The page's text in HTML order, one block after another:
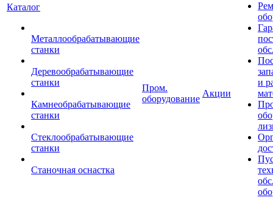
Каталог
Металлообрабатывающие
станки
Деревообрабатывающие
станки
Камнеобрабатывающие
станки
Стеклообрабатывающие
станки
Станочная оснастка
Пром.
оборудование
Акции
и